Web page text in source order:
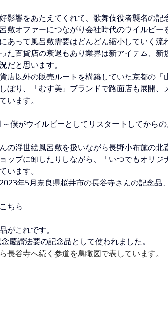
影響をあたえてくれて、歌舞伎役者襲名の記
敷オファーにつながり会社時代のウイルビー
あって風呂敷需要はどんどん縮小していく流
た百貨店の衰退もあり業界は新アイテム、新
だと思います。
店以外の販売ルートを構築していた京都の
ぼり、「むす美」ブランドで路面店も展開、
います。
僕がウイルビーとしてリスタートしてから
の浮世絵風呂敷を扱いながら長野小布施の北
ップに卸したりしながら、「いつでもオリジ
います。
年5月奈良県桜井市の長谷寺さんの記念品
こちら
がこれです。
慶讃法要の記念品として使われました。
長谷寺へ続く参道を鳥瞰図で表しています。